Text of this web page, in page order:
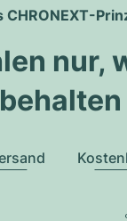
CHRONEXT-
nur,
behalten